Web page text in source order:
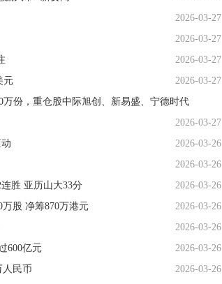
2026-03-27
2026-03-27
2026-03-27
元
2026-03-27
份，重仓股中际旭创、新易盛、宁德时代
2026-03-27
2026-03-26
2026-03-26
胜 亚历山大33分
2026-03-26
股 净筹870万港元
2026-03-26
2026-03-26
600亿元
2026-03-26
人民币
2026-03-26